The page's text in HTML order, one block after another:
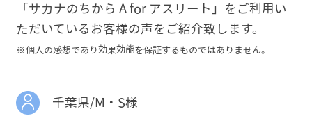
「サカナのちから A for アスリート」をご利用い
ただいているお客様の声をご紹介致します。
※個人の感想であり効果効能を保証するものではありません。
千葉県/M・S様